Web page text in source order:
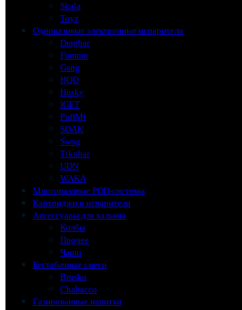
Skala
Toyz
Одноразовые электронные испарители
Dragbar
Fummo
Gang
HQD
Husky
IGET
PuffMi
SOAK
Swog
Tikobar
UDN
WAKA
Многоразовые POD-системы
Картриджи и испарители
Аксессуары для кальяна
Колбы
Прочее
Чаши
Бестабачные смеси
Brusko
Chabacco
Газированные напитки